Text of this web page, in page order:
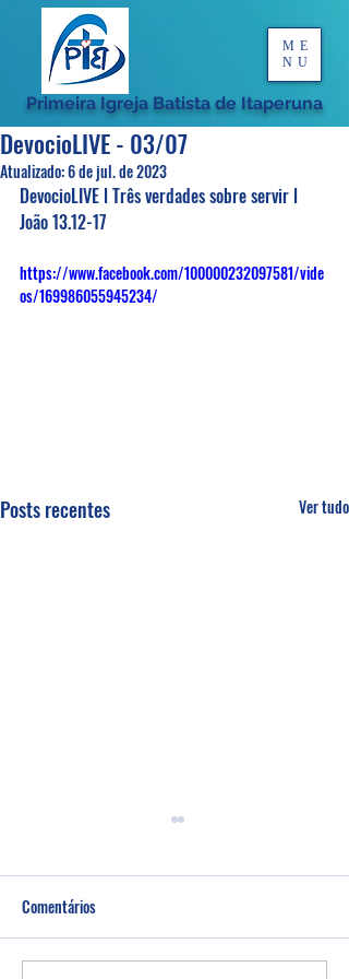
Primeira Igreja Batista de Itaperuna
ME
NU
DevocioLIVE - 03/07
Atualizado:6 de jul. de 2023
DevocioLIVE l Três verdades sobre servir l
João 13.12-17
https://www.facebook.com/100000232097581/vide
os/169986055945234/
Posts recentes Ver tudo
Comentários